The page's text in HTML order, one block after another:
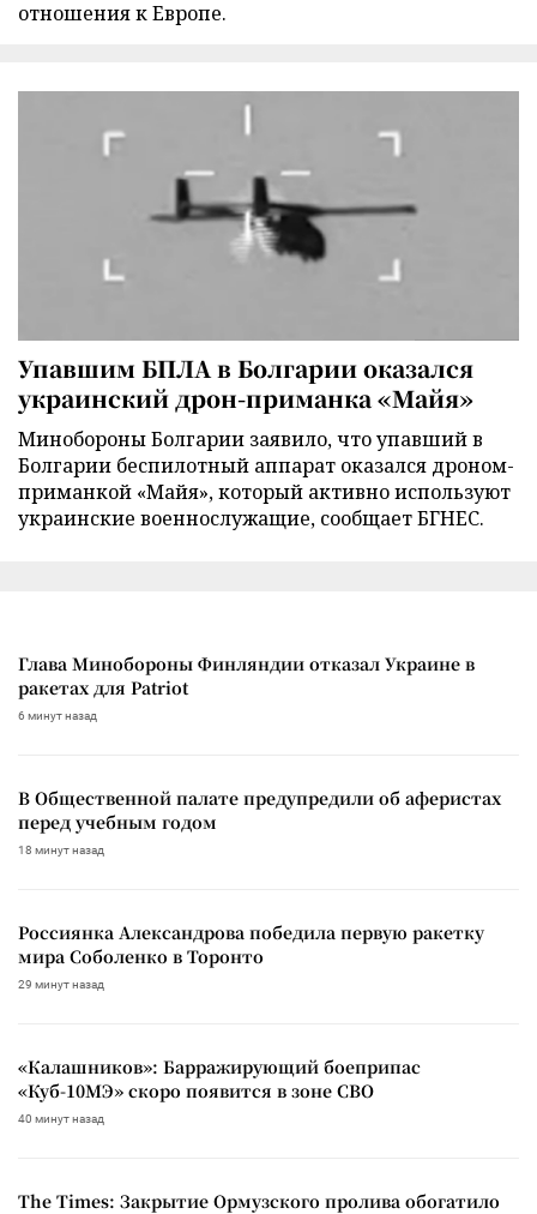
отношения к Европе.
Упавшим БПЛА в Болгарии оказался
украинский дрон-приманка «Майя»
Минобороны Болгарии заявило, что упавший в
Болгарии беспилотный аппарат оказался дроном-
приманкой «Майя», который активно используют
украинские военнослужащие, сообщает БГНЕС.
Глава Минобороны Финляндии отказал Украине в
ракетах для Patriot
6 минут назад
В Общественной палате предупредили об аферистах
перед учебным годом
18 минут назад
Россиянка Александрова победила первую ракетку
мира Соболенко в Торонто
29 минут назад
«Калашников»: Барражирующий боеприпас
«Куб-10МЭ» скоро появится в зоне СВО
40 минут назад
The Times: Закрытие Ормузского пролива обогатило